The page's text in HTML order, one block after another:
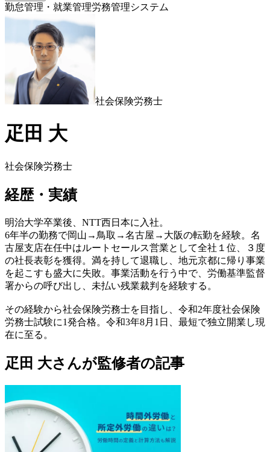
勤怠管理・就業管理労務管理システム
社会保険労務士
疋田 大
社会保険労務士
経歴・実績
明治大学卒業後、NTT西日本に入社。
6年半の勤務で岡山→鳥取→名古屋→大阪の転勤を経験。名
古屋支店在任中はルートセールス営業として全社１位、３度
の社長表彰を獲得。満を持して退職し、地元京都に帰り事業
を起こすも盛大に失敗。事業活動を行う中で、労働基準監督
署からの呼び出し、未払い残業裁判を経験する。
その経験から社会保険労務士を目指し、令和2年度社会保険
労務士試験に1発合格。令和3年8月1日、最短で独立開業し現
在に至る。
疋田 大さんが監修者の記事